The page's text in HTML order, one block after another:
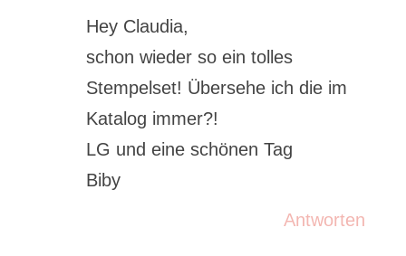
Hey Claudia,
schon wieder so ein tolles
Stempelset! Übersehe ich die im
Katalog immer?!
LG und eine schönen Tag
Biby
Antworten